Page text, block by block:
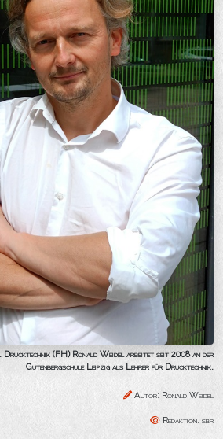
(FH) Ronald Weidel arbeitet seit 2008 an der
Gutenbergschule Leipzig als Lehrer für Drucktechnik.
Autor: Ronald Weidel
Redaktion: sbr